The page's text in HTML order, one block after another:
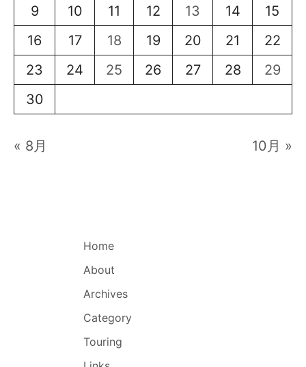
9
10 11 12 13 14
15
16
17 18 19 20 21
22
23
24 25 26 27 28
29
30
« 8月 10月 »
Home
About
Archives
Category
Touring